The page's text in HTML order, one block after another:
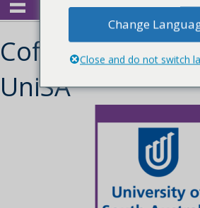
Cofrestriad
UniSA
Change
Close and do not switch